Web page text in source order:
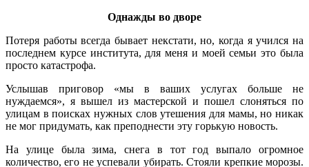
Однажды во дворе
Потеря работы всегда бывает некстати, но, когда я учился на
последнем курсе института, для меня и моей семьи это была
просто катастрофа.
Услышав приговор «мы в ваших услугах больше не
нуждаемся», я вышел из мастерской и пошел слоняться по
улицам в поисках нужных слов утешения для мамы, но никак
не мог придумать, как преподнести эту горькую новость.
На улице была зима, снега в тот год выпало огромное
количество, его не успевали убирать. Стояли крепкие морозы.